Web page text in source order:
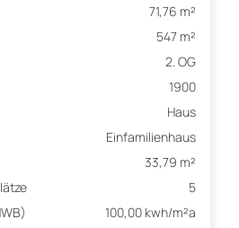
71,76 m²
547 m²
2. OG
1900
Haus
Einfamilienhaus
33,79 m²
5
100,00 kwh/m²a